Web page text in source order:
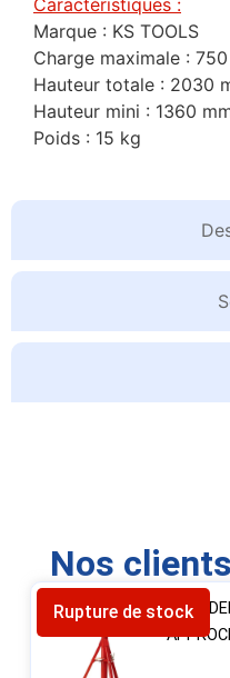
Marque : KS TOOLS
Charge maximale :
Hauteur totale : 2030
Hauteur mini : 1360
Poids : 15 kg
Nos
Rupture de stock